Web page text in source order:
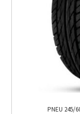
PNEU 245/